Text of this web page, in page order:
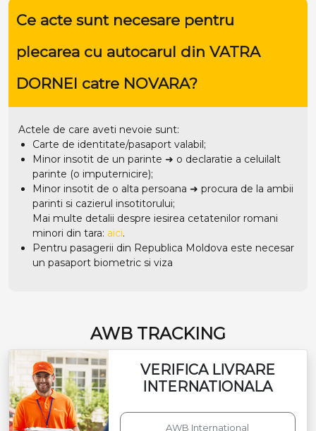
Ce acte sunt necesare pentru
plecarea cu autocarul din VATRA
DORNEI catre NOVARA?
Actele de care aveti nevoie sunt:
Carte de identitate/pasaport valabil;
Minor insotit de un parinte ➜ o declaratie a celuilalt
parinte (o imputernicire);
Minor insotit de o alta persoana ➜ procura de la ambii
parinti si cazierul insotitorului;
Mai multe detalii despre iesirea cetatenilor romani
minori din tara: aici.
Pentru pasagerii din Republica Moldova este necesar
un pasaport biometric si viza
AWB TRACKING
VERIFICA LIVRARE
INTERNATIONALA